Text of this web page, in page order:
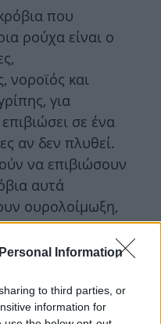
Information
to third parties, or
information for
που
ρούχα είναι ο
νοροϊός και
για
σε ένα
αν δεν πλυθεί.
να επιβιώσουν
αυτά
ουρολοίμωξη,
και
δερματίτιδες,